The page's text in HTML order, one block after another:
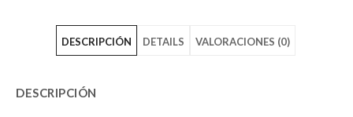
JanSportHalf
DESCRIPCIÓN DETAILS VALORACIONES (0)
DESCRIPCIÓN